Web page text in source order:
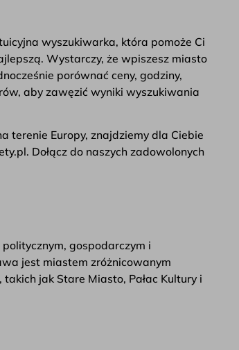
wyszukiwarka, która pomoże Ci
Wystarczy, że wpiszesz miasto
porównać ceny, godziny,
aby zawęzić wyniki wyszukiwania
terenie Europy, znajdziemy dla Ciebie
Dołącz do naszych zadowolonych
gospodarczym i
jest miastem zróżnicowanym
jak Stare Miasto, Pałac Kultury i